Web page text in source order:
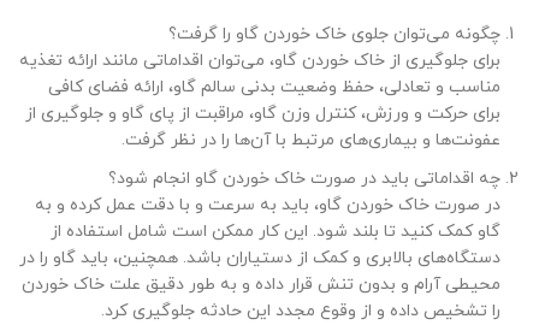
چگونه می‌توان جلوی خاک خوردن گاو را گرفت؟
برای جلوگیری از خاک خوردن گاو، می‌توان اقداماتی مانند ارائه تغذیه
مناسب و تعادلی، حفظ وضعیت بدنی سالم گاو، ارائه فضای کافی
برای حرکت و ورزش، کنترل وزن گاو، مراقبت از پای گاو و جلوگیری از
عفونت‌ها و بیماری‌های مرتبط با آن‌ها را در نظر گرفت.
چه اقداماتی باید در صورت خاک خوردن گاو انجام شود؟
در صورت خاک خوردن گاو، باید به سرعت و با دقت عمل کرده و به
گاو کمک کنید تا بلند شود. این کار ممکن است شامل استفاده از
دستگاه‌های بالابری و کمک از دستیاران باشد. همچنین، باید گاو را در
محیطی آرام و بدون تنش قرار داده و به طور دقیق علت خاک خوردن
را تشخیص داده و از وقوع مجدد این حادثه جلوگیری کرد.